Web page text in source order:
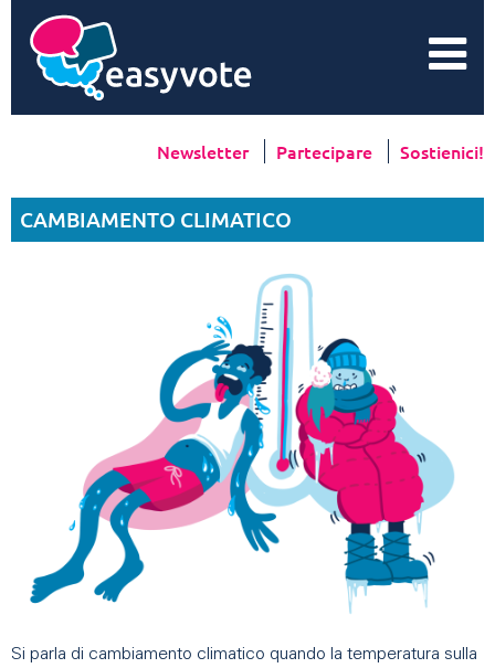
Newsletter Partecipare Sostienici!
CAMBIAMENTO CLIMATICO
Si parla di cambiamento climatico quando la temperatura sulla